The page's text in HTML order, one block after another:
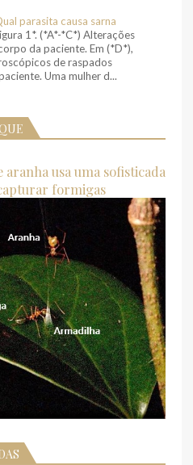
parasita causa sarna
1*. (*A*-*C*) Alterações
da paciente. Em (*D*),
de raspados
Uma mulher d...
aranha usa uma sofisticada
formigas